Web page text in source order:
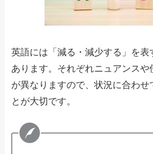
英語には「減る・減少する」を表
あります。それぞれニュアンスや
が異なりますので、状況に合わせ
とが大切です。